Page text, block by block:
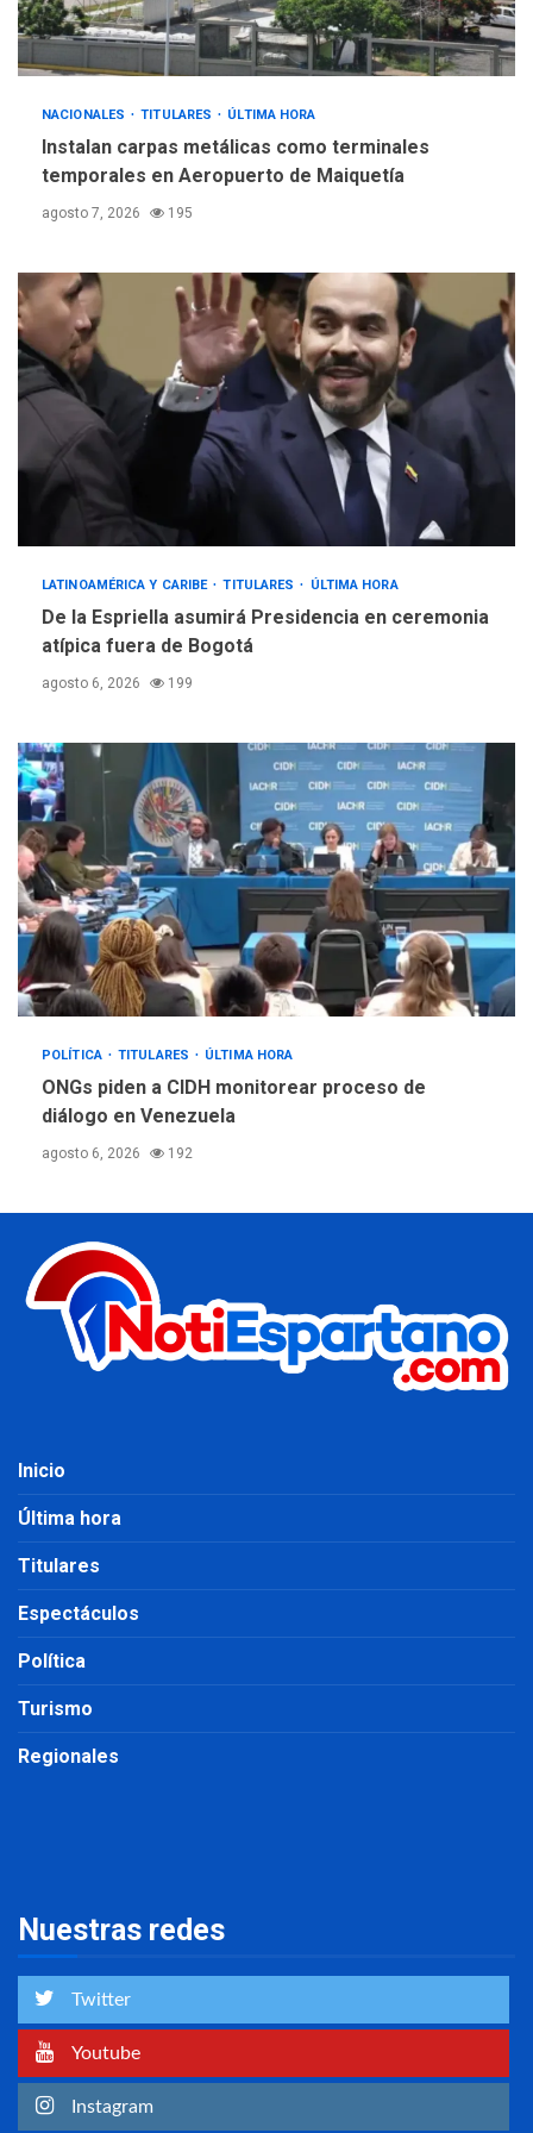
NACIONALES TITULARES ÚLTIMA HORA
Instalan carpas metálicas como terminales
temporales en Aeropuerto de Maiquetía
agosto 7, 2026 195
LATINOAMÉRICA Y CARIBE TITULARES ÚLTIMA HORA
De la Espriella asumirá Presidencia en ceremonia
atípica fuera de Bogotá
agosto 6, 2026 199
POLÍTICA TITULARES ÚLTIMA HORA
ONGs piden a CIDH monitorear proceso de
diálogo en Venezuela
agosto 6, 2026 192
Inicio
Última hora
Titulares
Espectáculos
Política
Turismo
Regionales
Nuestras redes
Twitter
Youtube
Instagram